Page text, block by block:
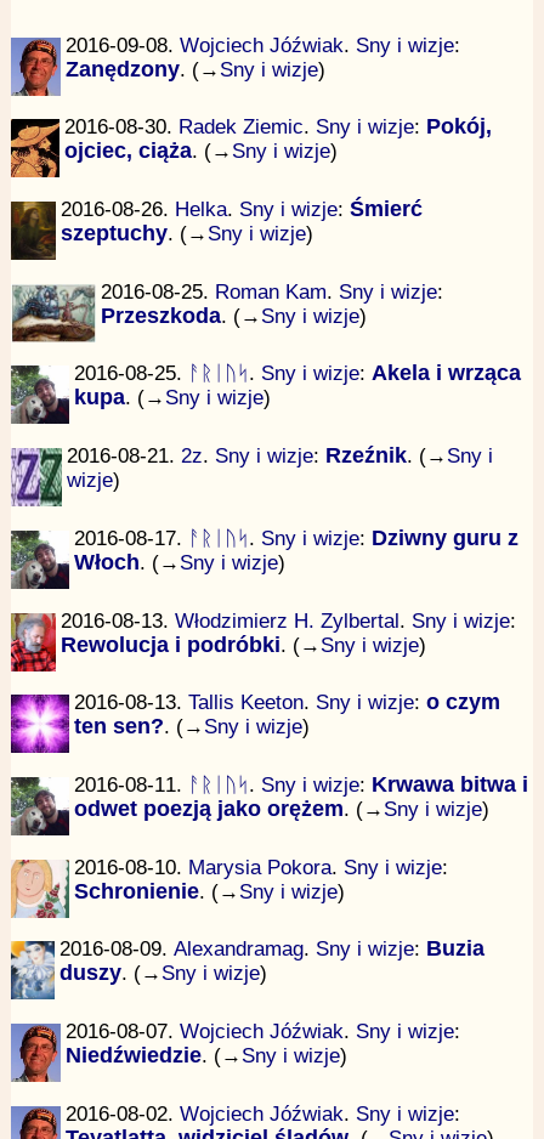
2016-09-08. Wojciech Jóźwiak. Sny i wizje:
Zanędzony. (→ Sny i wizje)
2016-08-30. Radek Ziemic. Sny i wizje: Pokój,
ojciec, ciąża. (→ Sny i wizje)
2016-08-26. Helka. Sny i wizje:Śmierć
szeptuchy. (→ Sny i wizje)
2016-08-25. Roman Kam. Sny i wizje:
Przeszkoda. (→ Sny i wizje)
2016-08-25. ᚨᚱᛁᚢᛋ. Sny i wizje: Akela i wrząca
kupa. (→ Sny i wizje)
2016-08-21. 2z. Sny i wizje: Rzeźnik. (→ Sny i
wizje)
2016-08-17. ᚨᚱᛁᚢᛋ. Sny i wizje: Dziwny guru z
Włoch. (→ Sny i wizje)
2016-08-13.Włodzimierz H. Zylbertal. Sny i wizje:
Rewolucja i podróbki. (→ Sny i wizje)
2016-08-13. Tallis Keeton. Sny i wizje: o czym
ten sen?. (→ Sny i wizje)
2016-08-11. ᚨᚱᛁᚢᛋ. Sny i wizje: Krwawa bitwa i
odwet poezją jako orężem. (→ Sny i wizje)
2016-08-10. Marysia Pokora. Sny i wizje:
Schronienie. (→ Sny i wizje)
2016-08-09. Alexandramag. Sny i wizje: Buzia
duszy. (→ Sny i wizje)
2016-08-07. Wojciech Jóźwiak. Sny i wizje:
Niedźwiedzie. (→ Sny i wizje)
2016-08-02. Wojciech Jóźwiak. Sny i wizje: